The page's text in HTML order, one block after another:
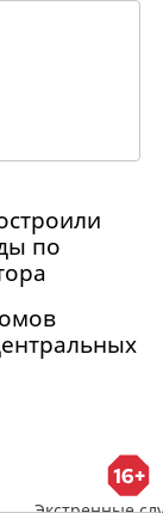
по